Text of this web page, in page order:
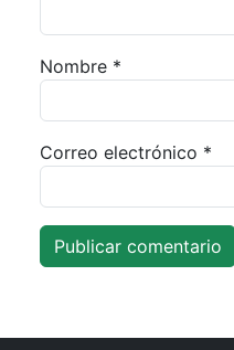
Nombre *
Correo electrónico *